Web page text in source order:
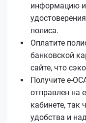
информацию
полиса.
Оплатите
банковской
сайте, что
Получите
отправлен на
кабинете, так
удобства и